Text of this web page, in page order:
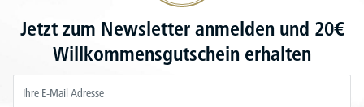
Jetzt zum Newsletter anmelden und 20€
Willkommensgutschein erhalten